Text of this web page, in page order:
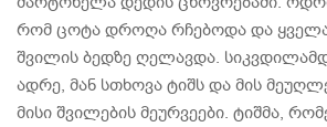
რომ ცოტა დროღა რჩებოდა და
შვილის ბედზე ღელავდა.
ადრე, მან სთხოვა ტიშს და მის
მისი შვილების მეურვეები. ტიშმა,